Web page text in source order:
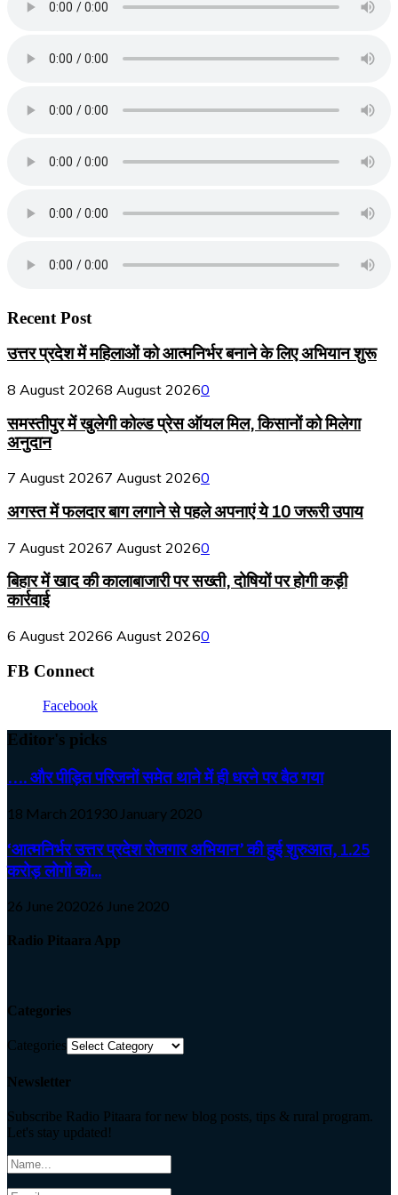
Recent Post
उत्तर प्रदेश में महिलाओं को आत्मनिर्भर बनाने के लिए अभियान शुरू
8 August 20268 August 20260
समस्तीपुर में खुलेगी कोल्ड प्रेस ऑयल मिल, किसानों को मिलेगा
अनुदान
7 August 20267 August 20260
अगस्त में फलदार बाग लगाने से पहले अपनाएं ये 10 जरूरी उपाय
7 August 20267 August 20260
बिहार में खाद की कालाबाजारी पर सख्ती, दोषियों पर होगी कड़ी
कार्रवाई
6 August 20266 August 20260
FB Connect
Facebook
Editor's picks
…. और पीड़ित परिजनों समेत थाने में ही धरने पर बैठ गया
18 March 201930 January 2020
‘आत्मनिर्भर उत्तर प्रदेश रोजगार अभियान’ की हुई शुरुआत, 1.25
करोड़ लोगों को...
26 June 202026 June 2020
Radio Pitaara App
Categories
Categories
Newsletter
Subscribe Radio Pitaara for new blog posts, tips & rural program.
Let's stay updated!